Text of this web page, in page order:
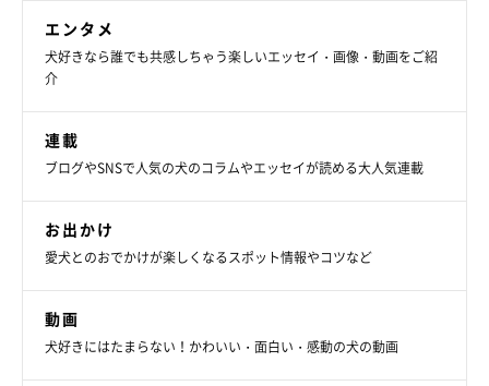
エンタメ
犬好きなら誰でも共感しちゃう楽しいエッセイ・画像・動画をご紹
介
連載
ブログやSNSで人気の犬のコラムやエッセイが読める大人気連載
お出かけ
愛犬とのおでかけが楽しくなるスポット情報やコツなど
動画
犬好きにはたまらない！かわいい・面白い・感動の犬の動画